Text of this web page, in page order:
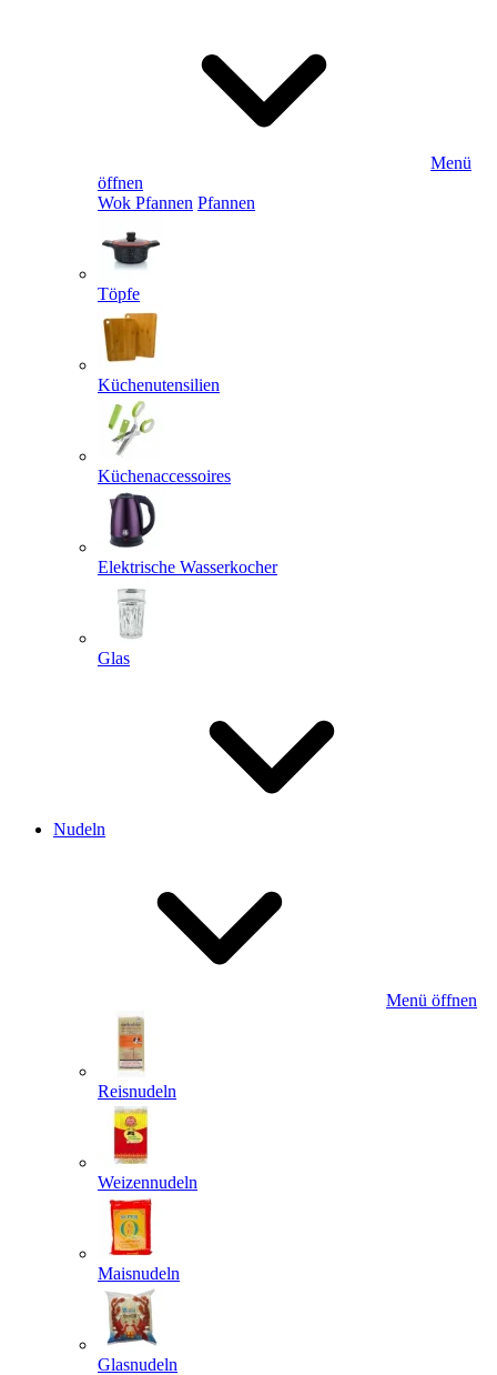
Menü
öffnen
Wok Pfannen Pfannen
Töpfe
Küchenutensilien
Küchenaccessoires
Elektrische Wasserkocher
Glas
Nudeln
Menü öffnen
Reisnudeln
Weizennudeln
Maisnudeln
Glasnudeln